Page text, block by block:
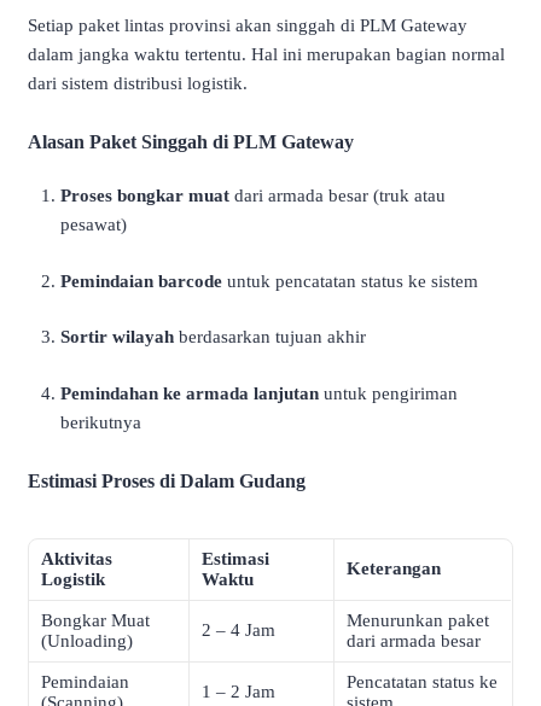
Setiap paket lintas provinsi akan singgah di PLM Gateway
dalam jangka waktu tertentu. Hal ini merupakan bagian normal
dari sistem distribusi logistik.
Alasan Paket Singgah di PLM Gateway
Proses bongkar muat dari armada besar (truk atau
pesawat)
Pemindaian barcode untuk pencatatan status ke sistem
Sortir wilayah berdasarkan tujuan akhir
Pemindahan ke armada lanjutan untuk pengiriman
berikutnya
Estimasi Proses di Dalam Gudang
Aktivitas
Logistik
Estimasi
Waktu
Keterangan
Bongkar Muat
(Unloading)
2 – 4 Jam
Menurunkan paket
dari armada besar
Pemindaian
1 – 2 Jam
Pencatatan status ke